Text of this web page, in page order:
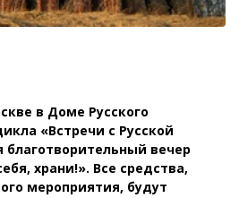
в Доме Русского
«Встречи с Русской
вечер
храни!». Все средства,
мероприятия, будут